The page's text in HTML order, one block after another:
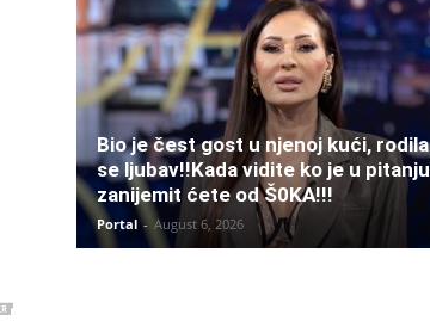
Bio je čest gost u njenoj kući, rodila
se ljubav!!Kada vidite ko je u pitanju
zanijemit ćete od Š0KA!!!
Portal - August 6, 2026